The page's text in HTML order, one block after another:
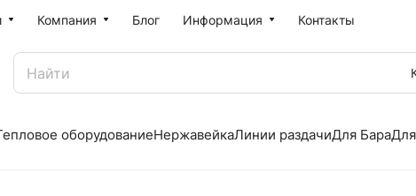
Компания Блог Информация Контакты
оборудованиеНержавейкаЛинии раздачиДля Бара